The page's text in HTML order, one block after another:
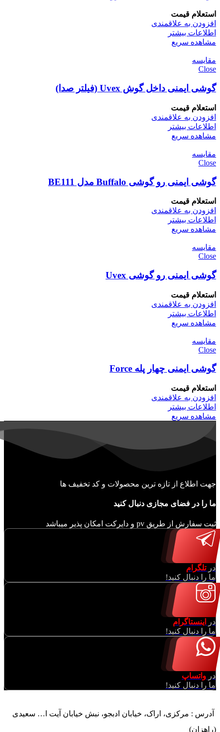
استعلام قیمت
افزودن به علاقمندی
اطلاعات بیشتر
مشاهده سریع
مقایسه
Close
گوشی ایمنی داخل گوش Uvex (فیلتر صدا)
استعلام قیمت
افزودن به علاقمندی
اطلاعات بیشتر
مشاهده سریع
مقایسه
Close
گوشی ایمنی رو گوشی Buffalo مدل BE111
استعلام قیمت
افزودن به علاقمندی
اطلاعات بیشتر
مشاهده سریع
مقایسه
Close
گوشی ایمنی رو گوشی Uvex
استعلام قیمت
افزودن به علاقمندی
اطلاعات بیشتر
مشاهده سریع
مقایسه
Close
گوشی ایمنی چهار پله Force
استعلام قیمت
افزودن به علاقمندی
اطلاعات بیشتر
مشاهده سریع
جهت اطلاع از تازه ترین محصولات و کد تخفیف ها
ما را در فضای مجازی دنبال کنید
ثبت سفارش از طریق pv و دایرکت امکان پذیر میباشد
درتلگرام
ما را دنبال کنید!
در
اینستاگرام
ما را دنبال کنید!
در واتساپ
ما را دنبال کنید!
آدرس : مرکزی، اراک، خیابان ادبجو، نبش خیابان آیت ا… سعیدی
(راهزان)